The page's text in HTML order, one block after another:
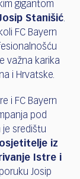
gigantom
Stanišić.
FC Bayern
važna karika
i Hrvatske.
i FC Bayern
pod
je središtu
iz
Istre i
Josip